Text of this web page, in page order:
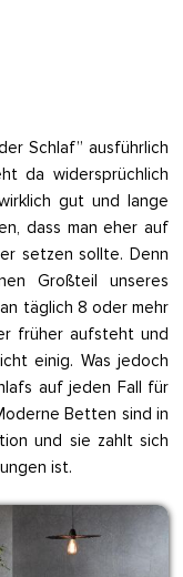
Schlaf” ausführlich
da widersprüchlich
gut und lange
dass man eher auf
setzen sollte. Denn
Großteil unseres
täglich 8 oder mehr
früher aufsteht und
einig. Was jedoch
auf jeden Fall für
Betten sind in
und sie zahlt sich
ist.